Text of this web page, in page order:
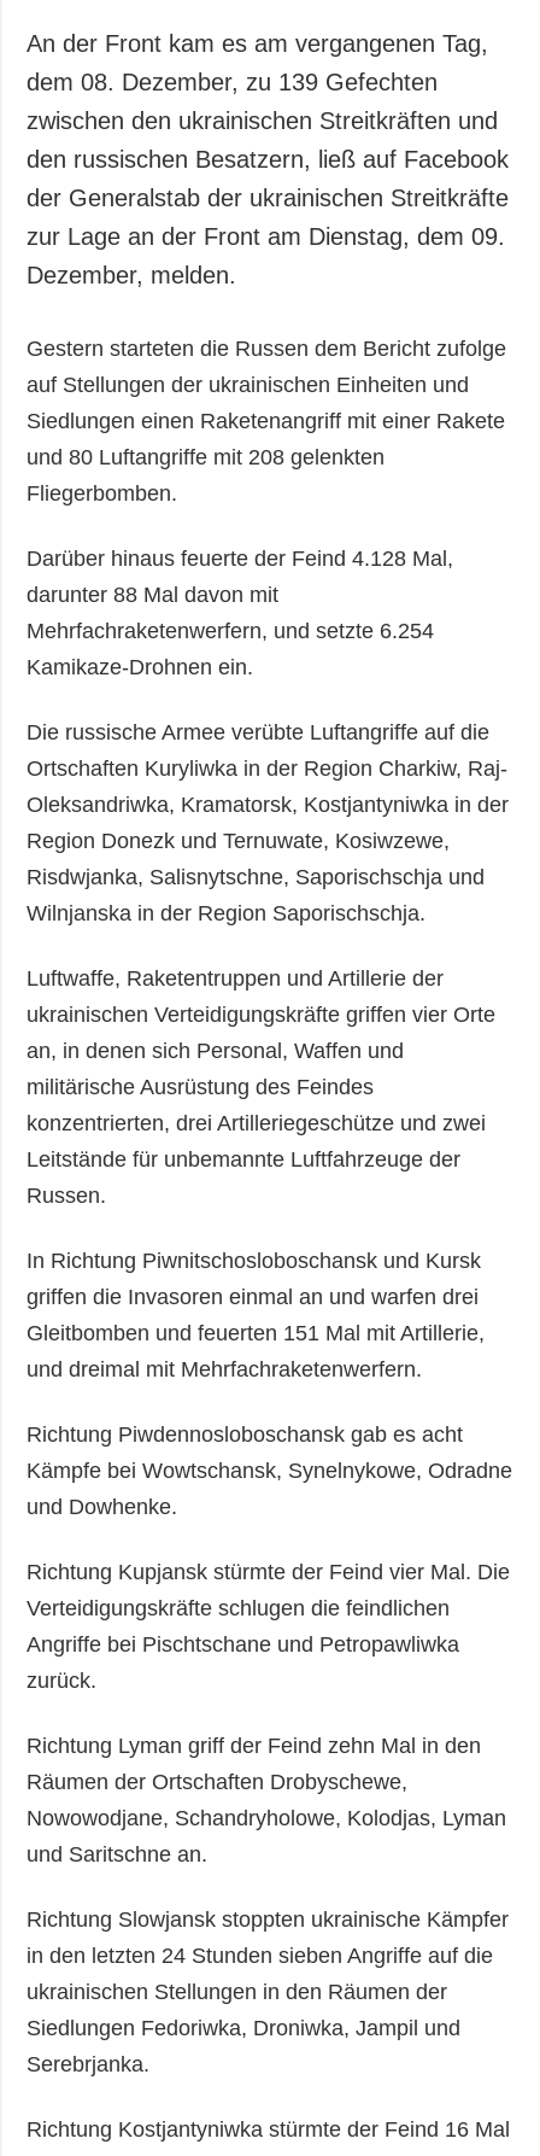
An der Front kam es am vergangenen Tag,
dem 08. Dezember, zu 139 Gefechten
zwischen den ukrainischen Streitkräften und
den russischen Besatzern, ließ auf Facebook
der Generalstab der ukrainischen Streitkräfte
zur Lage an der Front am Dienstag, dem 09.
Dezember, melden.
Gestern starteten die Russen dem Bericht zufolge
auf Stellungen der ukrainischen Einheiten und
Siedlungen einen Raketenangriff mit einer Rakete
und 80 Luftangriffe mit 208 gelenkten
Fliegerbomben.
Darüber hinaus feuerte der Feind 4.128 Mal,
darunter 88 Mal davon mit
Mehrfachraketenwerfern, und setzte 6.254
Kamikaze-Drohnen ein.
Die russische Armee verübte Luftangriffe auf die
Ortschaften Kuryliwka in der Region Charkiw, Raj-
Oleksandriwka, Kramatorsk, Kostjantyniwka in der
Region Donezk und Ternuwate, Kosiwzewe,
Risdwjanka, Salisnytschne, Saporischschja und
Wilnjanska in der Region Saporischschja.
Luftwaffe, Raketentruppen und Artillerie der
ukrainischen Verteidigungskräfte griffen vier Orte
an, in denen sich Personal, Waffen und
militärische Ausrüstung des Feindes
konzentrierten, drei Artilleriegeschütze und zwei
Leitstände für unbemannte Luftfahrzeuge der
Russen.
In Richtung Piwnitschosloboschansk und Kursk
griffen die Invasoren einmal an und warfen drei
Gleitbomben und feuerten 151 Mal mit Artillerie,
und dreimal mit Mehrfachraketenwerfern.
Richtung Piwdennosloboschansk gab es acht
Kämpfe bei Wowtschansk, Synelnykowe, Odradne
und Dowhenke.
Richtung Kupjansk stürmte der Feind vier Mal. Die
Verteidigungskräfte schlugen die feindlichen
Angriffe bei Pischtschane und Petropawliwka
zurück.
Richtung Lyman griff der Feind zehn Mal in den
Räumen der Ortschaften Drobyschewe,
Nowowodjane, Schandryholowe, Kolodjas, Lyman
und Saritschne an.
Richtung Slowjansk stoppten ukrainische Kämpfer
in den letzten 24 Stunden sieben Angriffe auf die
ukrainischen Stellungen in den Räumen der
Siedlungen Fedoriwka, Droniwka, Jampil und
Serebrjanka.
Richtung Kostjantyniwka stürmte der Feind 16 Mal